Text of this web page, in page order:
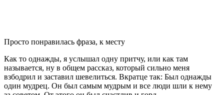
Просто понравилась фраза, к месту
Как то однажды, я услышал одну притчу, или как там
называется, ну в общем рассказ, который сильно меня
взбодрил и заставил шевелиться. Вкратце так: Был однажды
один мудрец. Он был самым мудрым и все люди шли к нему